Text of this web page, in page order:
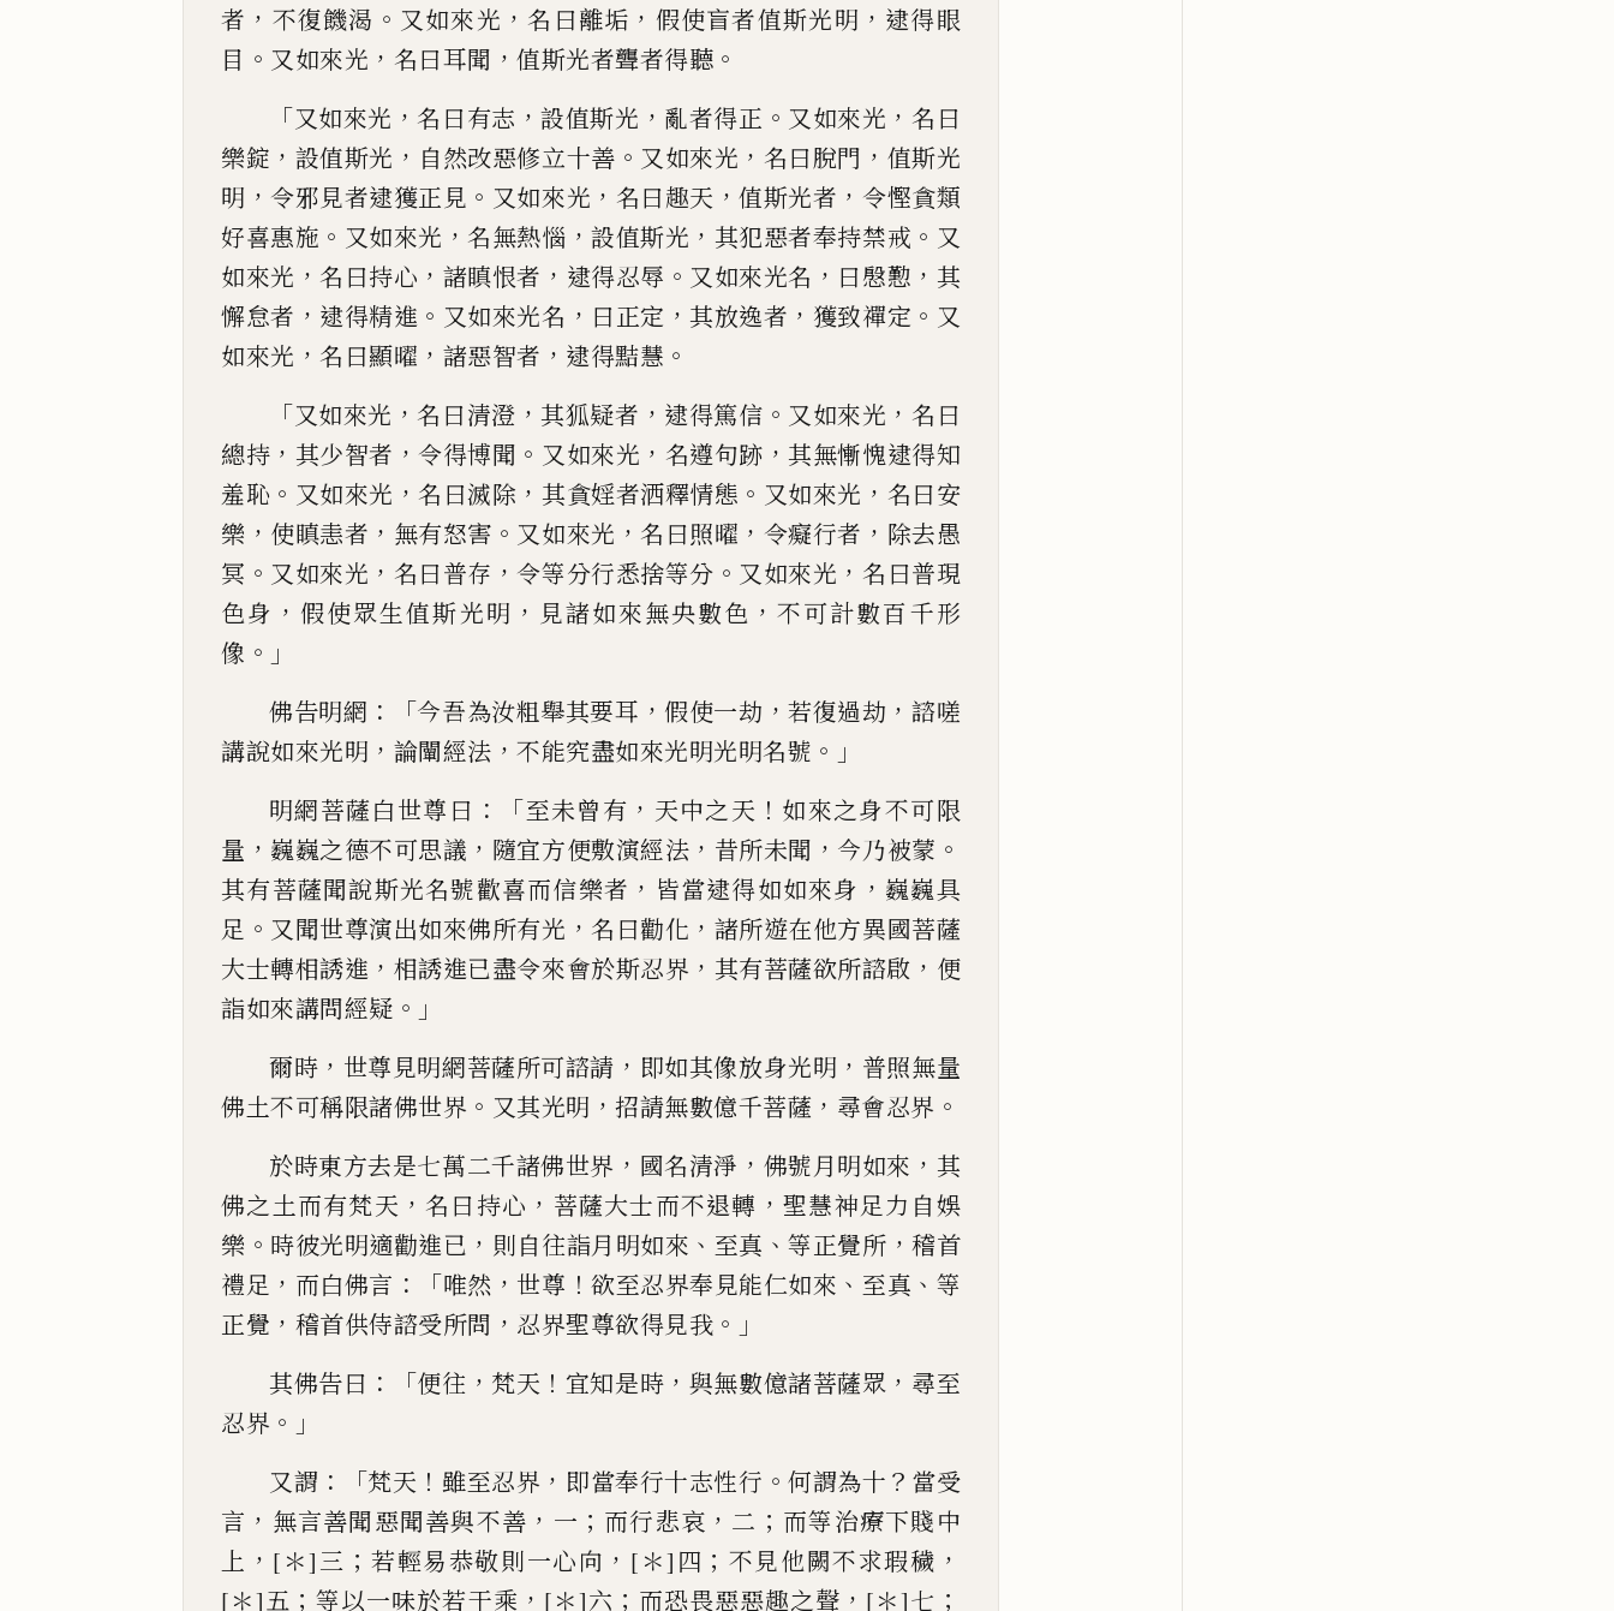
者 ， 不復饑渴 。 又如來光 ，名曰離垢 ， 假使盲者值斯光明 ， 逮得眼
目 。 又如來光 ， 名曰耳聞 ， 值斯光者聾者得聽 。
「又如來光 ，名曰有志 ，設值斯光 ， 亂者得正 。 又如來光 ， 名曰
樂錠 ， 設值斯光 ， 自然改惡修立十善 。 又如來光 ， 名曰脫門 ， 值斯光
明 ，令邪見者逮獲正見 。 又如來光 ， 名曰趣天 ，值斯光者 ， 令慳貪類
好喜惠施 。 又如來光 ，名無熱惱 ，設值斯光 ， 其犯惡者奉持禁戒 。 又
如來光 ，名曰持心 ， 諸瞋恨者 ， 逮得忍辱 。 又如來光名 ， 曰慇懃 ， 其
懈怠者 ， 逮得精進 。 又如來光名 ， 曰正定 ，其放逸者 ， 獲致禪定 。 又
如來光 ， 名曰顯曜 ， 諸惡智者 ， 逮得黠慧 。
「又如來光 ，名曰清澄 ，其狐疑者 ， 逮得篤信 。 又如來光 ， 名曰
總持 ， 其少智者 ，令得博聞 。 又如來光 ， 名遵句跡 ，其無慚愧逮得知
羞恥 。 又如來光 ，名曰滅除 ，其貪婬者洒釋情態 。 又如來光 ， 名曰安
樂 ， 使瞋恚者 ， 無有怒害 。 又如來光 ，名曰照曜 ， 令癡行者 ， 除去愚
冥 。 又如來光 ， 名曰普存 ，令等分行悉捨等分 。 又如來光 ， 名 曰普現
色身 ， 假使眾生值斯光明 ， 見諸如來無央數色 ，不可計數百千形
像 。」
佛告明網 ：「今吾為汝粗舉其要耳 ， 假使一劫 ，若復過劫 ， 諮嗟
講說如來光明 ， 論闡經法 ， 不能究盡如來光明光明名號 。」
明網菩薩白世尊曰 ：「至未曾有 ， 天中之天 ！ 如來之身不可限
量 ， 巍巍之德不可思議 ， 隨宜方便敷演經法 ， 昔所未聞 ， 今乃被蒙 。
其有菩薩聞說斯光名號歡喜而信樂者 ， 皆當逮得如如來身 ， 巍巍具
足 。 又聞世尊演出如來佛所有光 ，名曰勸化 ， 諸所遊在他方異國菩薩
大士轉相誘進 ， 相誘進已盡令來會於斯忍界 ， 其有菩薩欲所諮啟 ， 便
詣如來講問經疑 。」
爾時 ， 世尊見明網菩薩所可諮請 ， 即如其像放身光明 ， 普照無量
佛土不可稱限諸佛世界 。 又其光明 ， 招請無數億千菩薩 ， 尋會忍界 。
於時東方去是七萬二千諸佛世界 ， 國名清淨 ， 佛號月明如來 ， 其
佛之土而有梵天 ，名 曰持心 ， 菩薩大士而不退轉 ， 聖慧神足力自娛
樂 。 時彼光明適勸進已 ， 則自往詣月明如來 、 至真 、等正覺所 ，稽首
禮足 ， 而白佛言 ：「唯然 ， 世尊 ！欲至忍界奉見能仁如來 、 至真 、 等
正覺 ， 稽首供侍諮受所問 ， 忍界聖尊欲得見我 。」
其佛告曰 ：「便往 ， 梵天 ！ 宜知是時 ， 與無數億諸菩薩眾 ， 尋至
忍界 。」
又謂 ：「梵天 ！雖至忍界 ， 即當奉行十志性行 。何謂為十 ？ 當受
言 ， 無言善聞惡聞善與不善 ， 一 ； 而行悲哀 ， 二 ； 而等治療下賤中
上 ， [＊]三 ； 若輕易恭敬則一心向 ， [＊] 四 ； 不見他闕不求瑕穢 ，
[＊]五 ； 等以一味於若干乘 ， [＊]六 ； 而恐畏惡惡趣之聲 ， [＊]七 ；